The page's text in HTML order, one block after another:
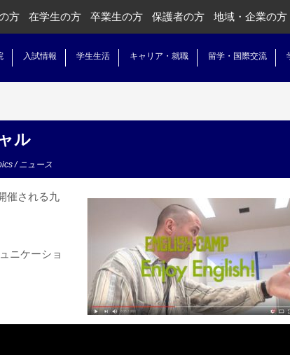
方 在学生の方 卒業生の方 保護者の方 地域・企業の方
入試情報 学生生活 キャリア・就職 留学・国際交流
ル
/ニュース
催される九
ニケーショ